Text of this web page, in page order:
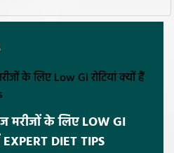
मरीजों के लिए LOW GI
DIET TIPS